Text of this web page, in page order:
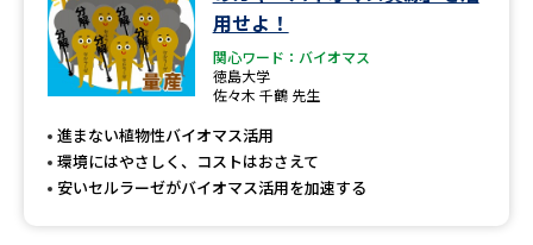
用せよ！
関心ワード：バイオマス
徳島大学
佐々木 千鶴 先生
進まない植物性バイオマス活用
環境にはやさしく、コストはおさえて
安いセルラーゼがバイオマス活用を加速する